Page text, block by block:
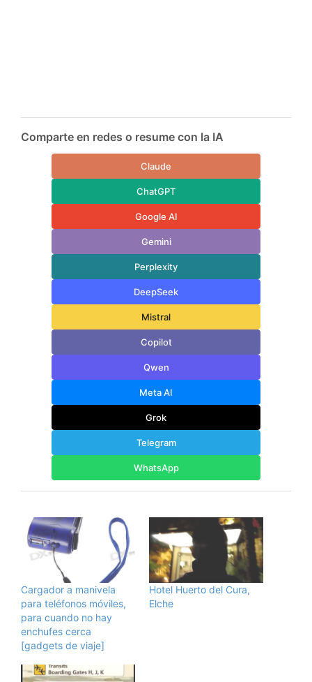
Comparte en redes o resume con la IA
Claude
ChatGPT
Google AI
Gemini
Perplexity
DeepSeek
Mistral
Copilot
Qwen
Meta AI
Grok
Telegram
WhatsApp
Cargador a manivela
para teléfonos móviles,
para cuando no hay
enchufes cerca
[gadgets de viaje]
Hotel Huerto del Cura,
Elche